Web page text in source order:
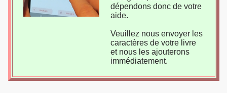
dépendons donc de votre
aide.
Veuillez nous envoyer les
caractères de votre livre
et nous les ajouterons
immédiatement.